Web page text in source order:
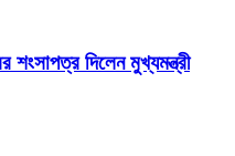
শংসাপত্র দিলেন মুখ্যমন্ত্রী